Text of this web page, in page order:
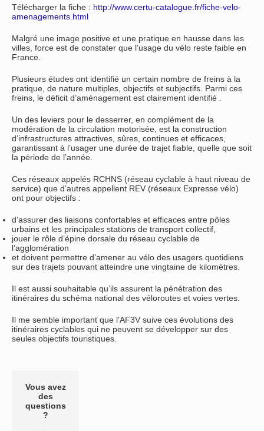
Télécharger la fiche : http://www.certu-catalogue.fr/fiche-velo-
amenagements.html
Malgré une image positive et une pratique en hausse dans les
villes, force est de constater que l’usage du vélo reste faible en
France.
Plusieurs études ont identifié un certain nombre de freins à la
pratique, de nature multiples, objectifs et subjectifs. Parmi ces
freins, le déficit d’aménagement est clairement identifié .
Un des leviers pour le desserrer, en complément de la
modération de la circulation motorisée, est la construction
d’infrastructures attractives, sûres, continues et efficaces,
garantissant à l’usager une durée de trajet fiable, quelle que soit
la période de l’année.
Ces réseaux appelés RCHNS (réseau cyclable à haut niveau de
service) que d’autres appellent REV (réseaux Expresse vélo)
ont pour objectifs :
d’assurer des liaisons confortables et efficaces entre pôles
urbains et les principales stations de transport collectif,
jouer le rôle d’épine dorsale du réseau cyclable de
l’agglomération
et doivent permettre d’amener au vélo des usagers quotidiens
sur des trajets pouvant atteindre une vingtaine de kilomètres.
Il est aussi souhaitable qu’ils assurent la pénétration des
itinéraires du schéma national des véloroutes et voies vertes.
Il me semble important que l’AF3V suive ces évolutions des
itinéraires cyclables qui ne peuvent se développer sur des
seules objectifs touristiques.
Vous avez
des
questions
?